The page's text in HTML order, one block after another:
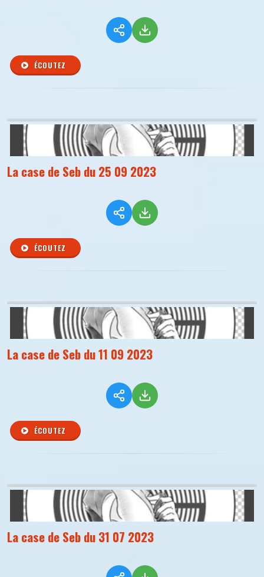
ÉCOUTEZ
La case de Seb du 25 09 2023
ÉCOUTEZ
La case de Seb du 11 09 2023
ÉCOUTEZ
La case de Seb du 31 07 2023